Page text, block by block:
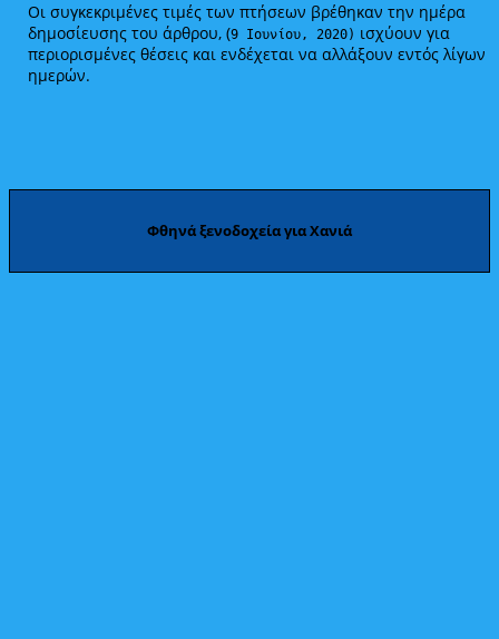
Οι συγκεκριμένες τιμές των πτήσεων βρέθηκαν την ημέρα
δημοσίευσης του άρθρου, (9 Ιουνίου, 2020) ισχύουν για
περιορισμένες θέσεις και ενδέχεται να αλλάξουν εντός λίγων
ημερών.
Φθηνά ξενοδοχεία για Χανιά